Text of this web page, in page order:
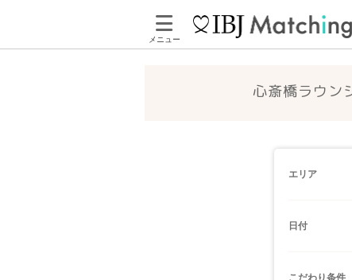
メニュー
心斎橋ラウン
エリア
日付
こだわり条件